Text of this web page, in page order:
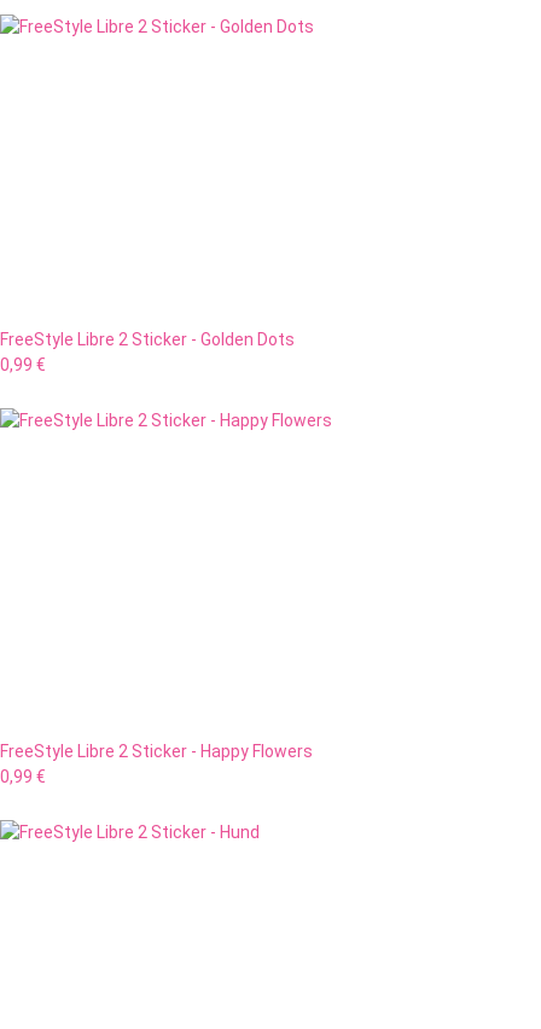
FreeStyle Libre 2 Sticker - Golden Dots
0,99 €
FreeStyle Libre 2 Sticker - Happy Flowers
0,99 €